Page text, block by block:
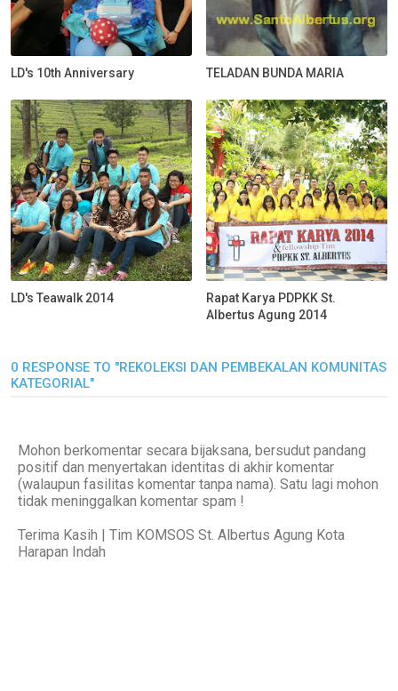
LD's 10th Anniversary TELADAN BUNDA MARIA
LD's Teawalk 2014
Rapat Karya PDPKK St.
Albertus Agung 2014
0 RESPONSE TO "REKOLEKSI DAN PEMBEKALAN KOMUNITAS
KATEGORIAL"
Mohon berkomentar secara bijaksana, bersudut pandang
positif dan menyertakan identitas di akhir komentar
(walaupun fasilitas komentar tanpa nama). Satu lagi mohon
tidak meninggalkan komentar spam !
Terima Kasih | Tim KOMSOS St. Albertus Agung Kota
Harapan Indah